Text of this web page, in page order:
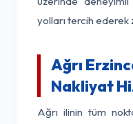
yolları tercih ederek
Ağrı
Nakliyat
Ağrı ilinin tüm